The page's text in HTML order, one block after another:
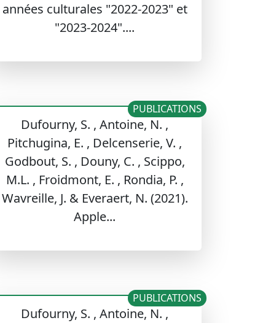
années culturales "2022-2023" et
"2023-2024"....
Dufourny, S. , Antoine, N. ,
Pitchugina, E. , Delcenserie, V. ,
Godbout, S. , Douny, C. , Scippo,
M.L. , Froidmont, E. , Rondia, P. ,
Wavreille, J. & Everaert, N. (2021).
Apple...
PUBLICATIONS
Dufourny, S. , Antoine, N. ,
PUBLICATIONS